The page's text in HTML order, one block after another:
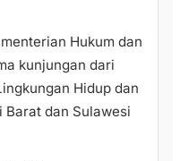
Hukum dan
kunjungan dari
Hidup dan
Barat dan Sulawesi